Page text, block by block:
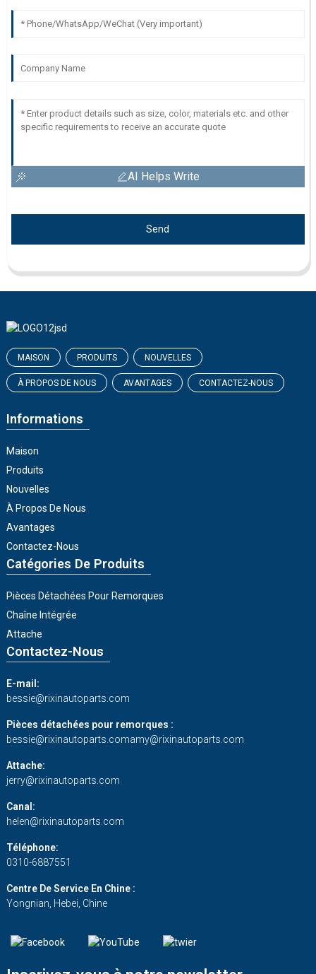
AI Helps Write
Send
MAISON PRODUITS NOUVELLES
À PROPOS DE NOUS AVANTAGES CONTACTEZ-NOUS
Informations
Maison
Produits
Nouvelles
À Propos De Nous
Avantages
Contactez-Nous
Catégories De Produits
Pièces Détachées Pour Remorques
Chaîne Intégrée
Attache
Contactez-Nous
E-mail:
bessie@rixinautoparts.com
Pièces détachées pour remorques :
bessie@rixinautoparts.comamy@rixinautoparts.com
Attache:
jerry@rixinautoparts.com
Canal:
helen@rixinautoparts.com
Téléphone:
0310-6887551
Centre De Service En Chine :
Yongnian, Hebei, Chine